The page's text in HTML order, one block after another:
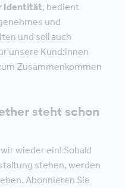
Identität, bedient
und
und soll auch
unsere Kund:innen
Zusammenkommen
steht schon
wieder ein! Sobald
stehen, werden
Abonnieren Sie